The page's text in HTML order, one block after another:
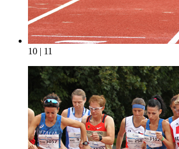
10 | 11